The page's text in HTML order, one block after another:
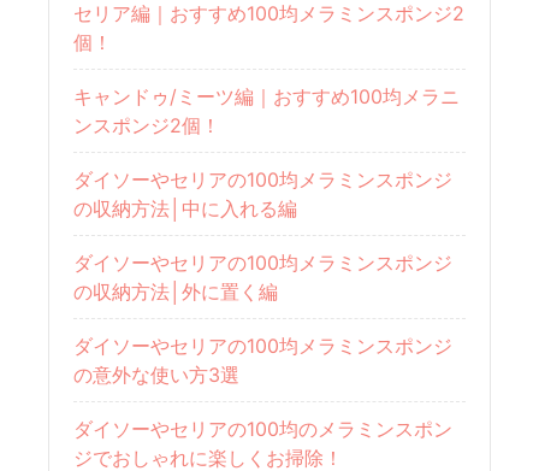
セリア編｜おすすめ100均メラミンスポンジ2
個！
キャンドゥ/ミーツ編｜おすすめ100均メラニ
ンスポンジ2個！
ダイソーやセリアの100均メラミンスポンジ
の収納方法│中に入れる編
ダイソーやセリアの100均メラミンスポンジ
の収納方法│外に置く編
ダイソーやセリアの100均メラミンスポンジ
の意外な使い方3選
ダイソーやセリアの100均のメラミンスポン
ジでおしゃれに楽しくお掃除！